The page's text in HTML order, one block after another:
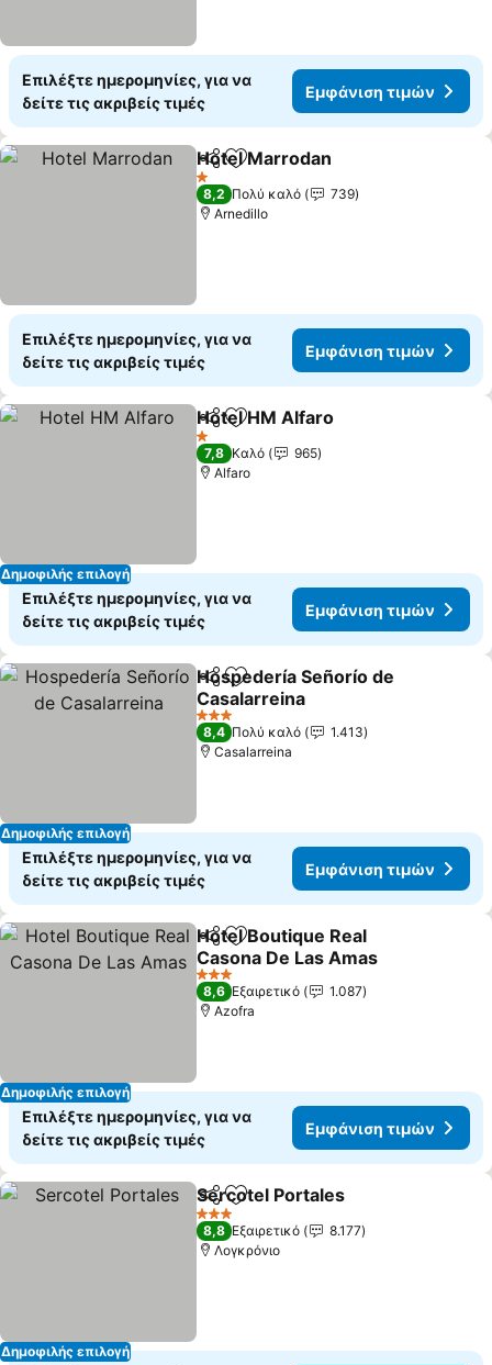
Επιλέξτε ημερομηνίες, για να
δείτε τις ακριβείς τιμές
Εμφάνιση τιμών
Κοινοποίηση
Προσθήκη στα αγαπημένα
Hotel Marrodan
1 Αστέρια
8,2 Πολύ καλό
739
Arnedillo
Επιλέξτε ημερομηνίες, για να
δείτε τις ακριβείς τιμές
Εμφάνιση τιμών
Δημοφιλής επιλογή
Κοινοποίηση
Προσθήκη στα αγαπημένα
Hotel HM Alfaro
1 Αστέρια
7,8 Καλό
965
Alfaro
Επιλέξτε ημερομηνίες, για να
δείτε τις ακριβείς τιμές
Εμφάνιση τιμών
Δημοφιλής επιλογή
Κοινοποίηση
Προσθήκη στα αγαπημένα
Hospedería Señorío de
Casalarreina
3 Αστέρια
8,4 Πολύ καλό
1.413
Casalarreina
Επιλέξτε ημερομηνίες, για να
δείτε τις ακριβείς τιμές
Εμφάνιση τιμών
Δημοφιλής επιλογή
Κοινοποίηση
Προσθήκη στα αγαπημένα
Hotel Boutique Real
Casona De Las Amas
3 Αστέρια
8,6 Εξαιρετικό
1.087
Azofra
Επιλέξτε ημερομηνίες, για να
δείτε τις ακριβείς τιμές
Εμφάνιση τιμών
Δημοφιλής επιλογή
Κοινοποίηση
Προσθήκη στα αγαπημένα
Sercotel Portales
3 Αστέρια
8,8 Εξαιρετικό
8.177
Λογκρόνιο